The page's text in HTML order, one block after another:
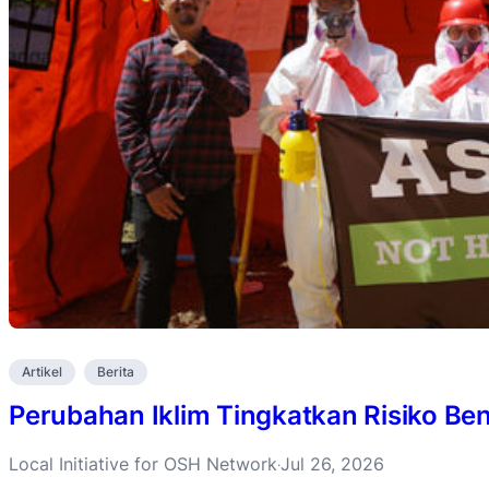
Artikel Berita
Perubahan Iklim Tingkatkan Risiko
Local Initiative for OSH Network·Jul 26, 2026